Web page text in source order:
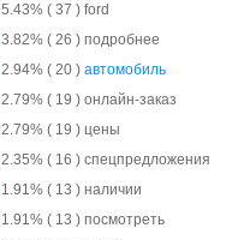
5.43% ( 37 ) ford
3.82% ( 26 ) подробнее
2.94% ( 20 ) автомобиль
2.79% ( 19 ) онлайн-заказ
2.79% ( 19 ) цены
2.35% ( 16 ) спецпредложения
1.91% ( 13 ) наличии
1.91% ( 13 ) посмотреть